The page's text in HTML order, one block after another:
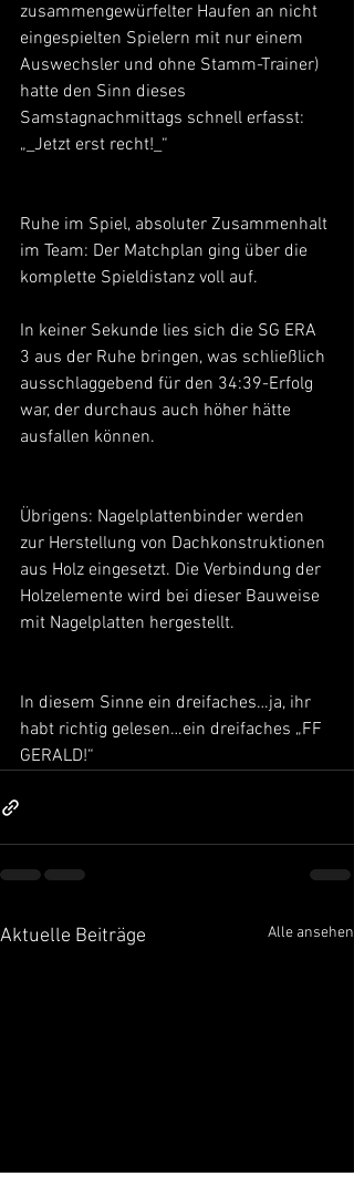
zusammengewürfelter Haufen an nicht
eingespielten Spielern mit nur einem
Auswechsler und ohne Stamm-Trainer)
hatte den Sinn dieses
Samstagnachmittags schnell erfasst:
„_Jetzt erst recht!_“
Ruhe im Spiel, absoluter Zusammenhalt
im Team: Der Matchplan ging über die
komplette Spieldistanz voll auf.
In keiner Sekunde lies sich die SG ERA
3 aus der Ruhe bringen, was schließlich
ausschlaggebend für den 34:39-Erfolg
war, der durchaus auch höher hätte
ausfallen können.
Übrigens: Nagelplattenbinder werden
zur Herstellung von Dachkonstruktionen
aus Holz eingesetzt. Die Verbindung der
Holzelemente wird bei dieser Bauweise
mit Nagelplatten hergestellt.
In diesem Sinne ein dreifaches…ja, ihr
habt richtig gelesen…ein dreifaches „FF
GERALD!“
Aktuelle Beiträge Alle ansehen